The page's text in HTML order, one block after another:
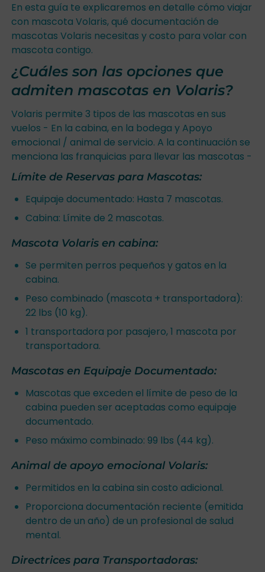
En esta guía te explicaremos en detalle cómo viajar
con mascota Volaris, qué documentación de
mascotas Volaris necesitas y costo para volar con
mascota contigo.
¿Cuáles son las opciones que
admiten mascotas en Volaris?
Volaris permite 3 tipos de las mascotas en sus
vuelos - En la cabina, en la bodega y Apoyo
emocional / animal de servicio. A la continuación se
menciona las franquicias para llevar las mascotas -
Límite de Reservas para Mascotas:
Equipaje documentado: Hasta 7 mascotas.
Cabina: Límite de 2 mascotas.
Mascota Volaris en cabina:
Se permiten perros pequeños y gatos en la
cabina.
Peso combinado (mascota + transportadora):
22 lbs (10 kg).
1 transportadora por pasajero, 1 mascota por
transportadora.
Mascotas en Equipaje Documentado:
Mascotas que exceden el límite de peso de la
cabina pueden ser aceptadas como equipaje
documentado.
Peso máximo combinado: 99 lbs (44 kg).
Animal de apoyo emocional Volaris:
Permitidos en la cabina sin costo adicional.
Proporciona documentación reciente (emitida
dentro de un año) de un profesional de salud
mental.
Directrices para Transportadoras: